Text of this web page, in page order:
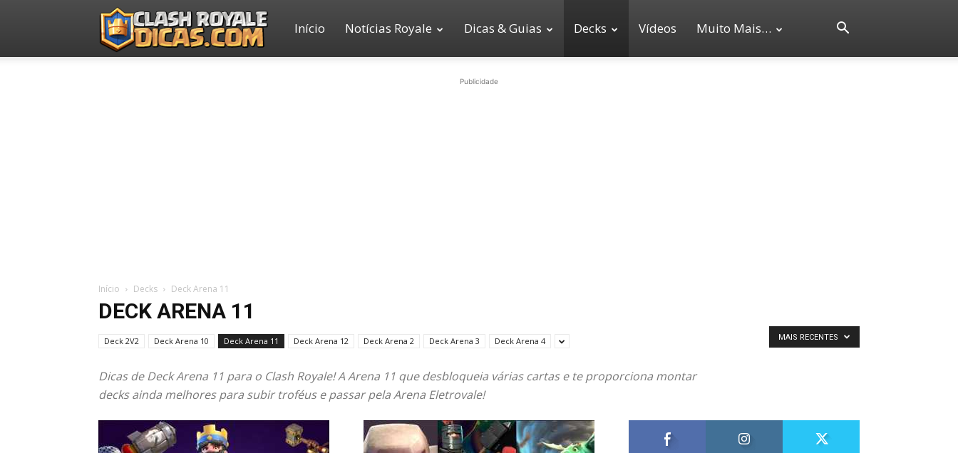
Clash
Início Notícias Royale Dicas & Guias Decks Vídeos Muito Mais…
Publicidade
Início Decks Deck Arena 11
DECK ARENA 11
Deck 2V2 Deck Arena 10 Deck Arena 11 Deck Arena 12 Deck Arena 2 Deck Arena 3 Deck Arena 4
Dicas de Deck Arena 11 para o Clash Royale! A Arena 11 que desbloqueia várias cartas e te proporciona montar
decks ainda melhores para subir troféus e passar pela Arena Eletrovale!
MAIS RECENTES